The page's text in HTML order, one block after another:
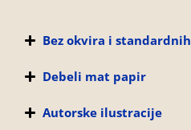
Bez okvira i
Debeli mat papir
Autorske ilustracije